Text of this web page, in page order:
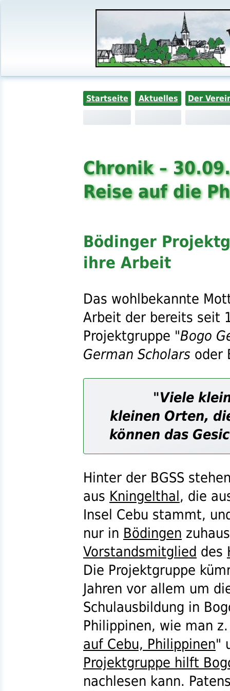
Startseite Aktuelles Der
Chronik –
Reise auf die
Bödinger
ihre Arbeit
Das wohlbekannte
Arbeit der bereits seit
Projektgruppe "Bogo
German Scholars oder
"Viele
kleinen Orten,
können das
Hinter der BGSS
aus Kningelthal, die
Insel Cebu stammt,
nur in Bödingen
Vorstandsmitglied des
Die Projektgruppe
Jahren vor allem um
Schulausbildung in
Philippinen, wie man
auf Cebu, Philippinen"
Projektgruppe hilft
nachlesen kann.